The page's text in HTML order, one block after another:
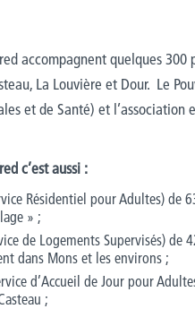
accompagnent quelques
La Louvière et Dour. Le
et de Santé) et l’association
c’est aussi :
Résidentiel pour Adultes)
» ;
de Logements Supervisés)
dans Mons et les environs ;
d’Accueil de Jour pour
;